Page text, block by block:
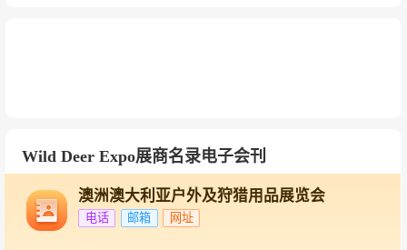
Wild Deer Expo展商名录电子会刊
澳洲澳大利亚户外及狩猎用品展览会
电话 邮箱 网址